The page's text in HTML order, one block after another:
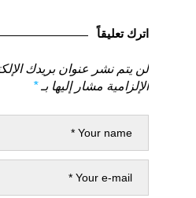
السابق
اترك تعليقاً
لن يتم نشر عنوان بريدك
الإلزامية مشار إليها بـ*